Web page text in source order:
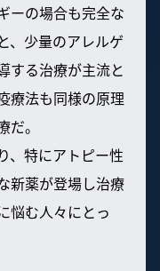
ーの場合も完全な
、少量のアレルゲ
する治療が主流と
療法も同様の原理
。
、特にアトピー性
新薬が登場し治療
悩む人々にとっ